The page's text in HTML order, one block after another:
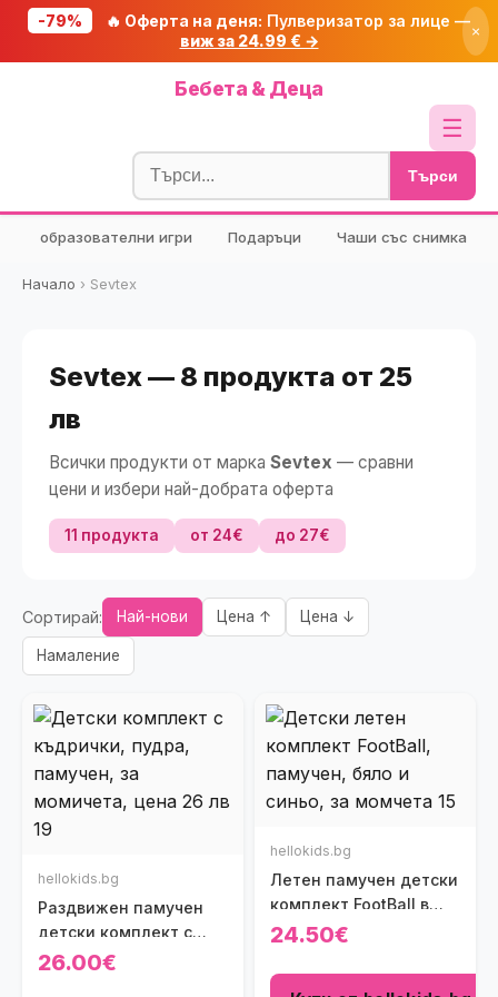
-79% 🔥 Оферта на деня: Пулверизатор за лице —
виж за 24.99 € →
×
Бебета & Деца
☰
Блог
🧮 Калкулатори
🔍 Намери продукт
Търси
образователни игри Подаръци Чаши със снимка
Начало › Sevtex
Sevtex — 8 продукта от 25
лв
Всички продукти от марка Sevtex — сравни
цени и избери най-добрата оферта
11 продукта от 24€ до 27€
Сортирай: Най-нови Цена ↑ Цена ↓
Намаление
hellokids.bg
Раздвижен памучен
детски комплект с
къдрички Cute Girl в
26.00€
hellokids.bg
Летен памучен детски
комплект FootBall в
бяло и синьо
24.50€